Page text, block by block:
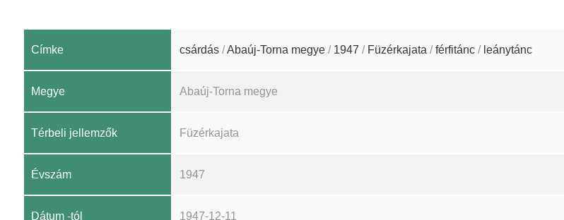
Címke csárdás /Abaúj-Torna megye / 1947 / Füzérkajata /férfitánc / leánytánc
Megye Abaúj-Torna megye
Térbeli jellemzők Füzérkajata
Évszám 1947
Dátum -tól 1947-12-11